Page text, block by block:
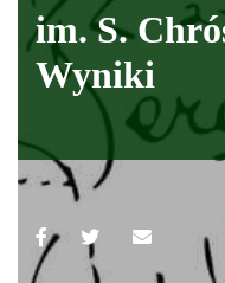
im. S.
Wyniki